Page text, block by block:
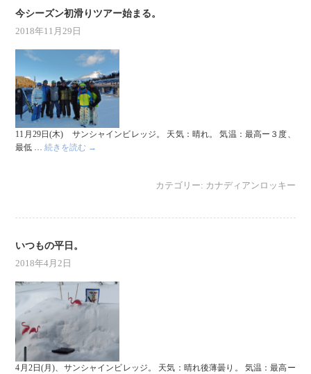
今シーズン初滑りツアー始まる。
2018年11月29日
11月29日(木) サンシャインビレッジ。 天気：晴れ。 気温：最高ー３度、
最低 …続きを読む →
カテゴリー: カナディアンロッキー
いつもの平日。
2018年4月2日
4月2日(月)、サンシャインビレッジ。 天気：晴れ後薄曇り。 気温：最高ー